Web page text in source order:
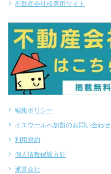
不動産会社様専用サイト
編集ポリシー
イエウールへ加盟のお問い合わせ
利用規約
個人情報保護方針
運営会社